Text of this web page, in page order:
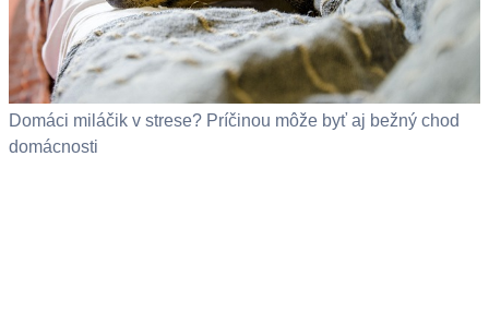
Domáci miláčik v strese? Príčinou môže byť aj bežný chod
domácnosti